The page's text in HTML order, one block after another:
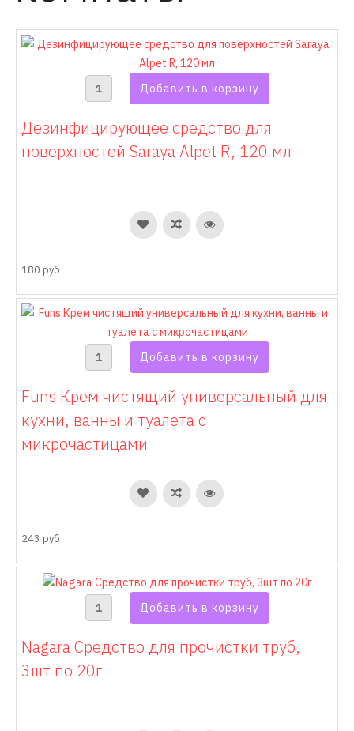
Дезинфицирующее средство для
поверхностей Saraya Alpet R, 120 мл
180 руб
Funs Крем чистящий универсальный для
кухни, ванны и туалета с
микрочастицами
243 руб
Nagara Средство для прочистки труб,
3шт по 20г